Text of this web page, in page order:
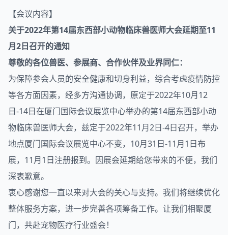
【会议内容】
关于2022年第14届东西部小动物临床兽医师大会延期至11
月2日召开的通知
尊敬的各位兽医、参展商、合作伙伴及业界同仁：
为保障参会人员的安全健康和切身利益，综合考虑疫情防控
等各方面因素，经多方沟通协调，原定于2022年10月12
日-14日在厦门国际会议展览中心举办的第14届东西部小动
物临床兽医师大会，兹定于2022年11月2日-4日召开，举办
地点厦门国际会议展览中心不变，10月31日-11月1日布
展，11月1日注册报到。因展会延期给您带来的不便，我们
深表歉意。
衷心感谢您一直以来对大会的关心与支持。我们将继续优化
整体服务方案，进一步完善各项筹备工作。让我们相聚厦
门，共赴宠物医疗行业盛会！